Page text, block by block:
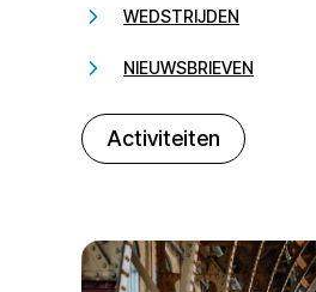
WEDSTRIJDEN
NIEUWSBRIEVEN
Activiteiten
232323